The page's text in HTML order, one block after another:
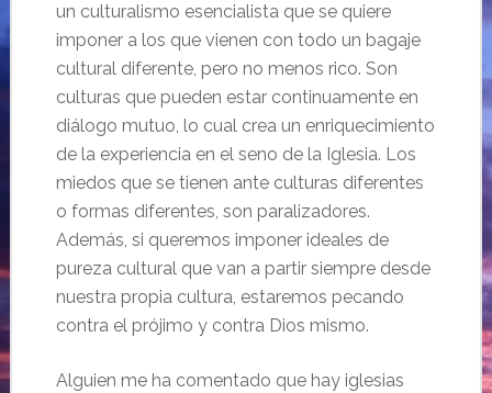
un culturalismo esencialista que se quiere
imponer a los que vienen con todo un bagaje
cultural diferente, pero no menos rico. Son
culturas que pueden estar continuamente en
diálogo mutuo, lo cual crea un enriquecimiento
de la experiencia en el seno de la Iglesia. Los
miedos que se tienen ante culturas diferentes
o formas diferentes, son paralizadores.
Además, si queremos imponer ideales de
pureza cultural que van a partir siempre desde
nuestra propia cultura, estaremos pecando
contra el prójimo y contra Dios mismo.
Alguien me ha comentado que hay iglesias